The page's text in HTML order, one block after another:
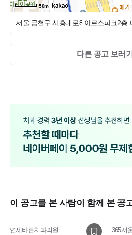
50m
서울 금천구 시흥대로8 아르스파크2층
다른 공고 보러
이 공고를 본 사람이 함께 본 공
연세바른치과의원 365서